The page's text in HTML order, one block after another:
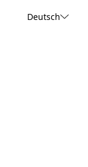
Deutsch